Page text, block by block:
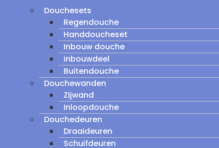
Douchesets
Regendouche
Handdoucheset
Inbouw douche
inbouwdeel
Buitendouche
Douchewanden
Zijwand
Inloopdouche
Douchedeuren
Draaideuren
Schuifdeuren